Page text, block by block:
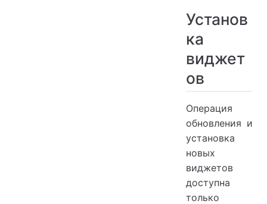
Установ
ка
виджет
ов
Операция
обновления и
установка
новых
виджетов
доступна
только